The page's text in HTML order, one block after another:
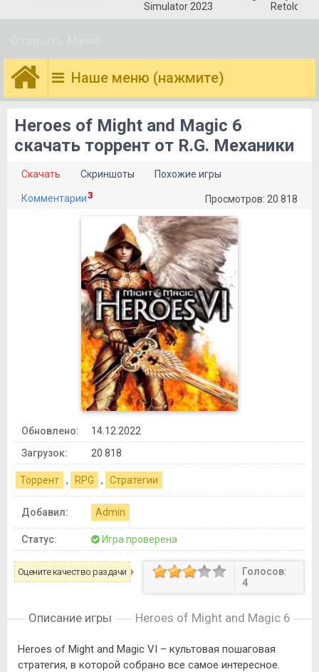
Simulator 2023
Retold
Наше меню (нажмите)
Heroes of Might and Magic 6
скачать торрент от R.G. Механики
Скачать Скриншоты Похожие игры
Комментарии3 Просмотров: 20 818
Обновлено:
14.12.2022
Загрузок:
20 818
Торрент , RPG , Стратегии
Добавил: Admin
Статус: Игра проверена
Оцените качество раздачи
Голосов:
4
Описание игры Heroes of Might and Magic 6
Heroes of Might and Magic VI – культовая пошаговая
стратегия, в которой собрано все самое интересное.